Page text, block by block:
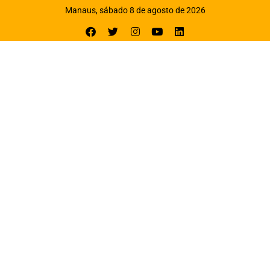
Manaus, sábado 8 de agosto de 2026